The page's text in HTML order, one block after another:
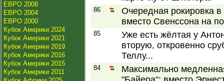
ЕВРО 2008
ЕВРО 2004
ЕВРО 2000
Кубок Америки 2024
Кубок Америки 2021
Кубок Америки 2019
Кубок Америки 2016
Кубок Америки 2015
Кубок Америки 2011
86
Очередная рокировка в
вместо Свенссона на
85
Уже есть жёлтая у
вторую, откровенно
Теллу...
84
Максимально